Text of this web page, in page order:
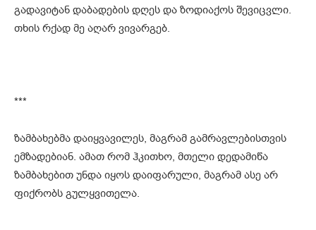
გადავიტან დაბადების დღეს და ზოდიაქოს შევიცვლი.
თხის რქად მე აღარ ვივარგებ.
***
ზამბახებმა დაიყვავილეს, მაგრამ გამრავლებისთვის
ემზადებიან. ამათ რომ ჰკითხო, მთელი დედამიწა
ზამბახებით უნდა იყოს დაიფარული, მაგრამ ასე არ
ფიქრობს გულყვითელა.